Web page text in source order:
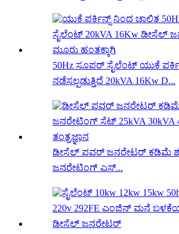
50Hz ಸೂಪರ್ ಸೈಲೆಂಟ್ ಯುಕೆ
ನಡೆಸಲ್ಪಡುತ್ತಿದೆ 20kVA 16Kw D...
ಡೀಸೆಲ್ ಪವರ್ ಜನರೇಟರ್ ಕಡಿಮೆ
ಜನರೇಟಿಂಗ್ ಎಸ್...